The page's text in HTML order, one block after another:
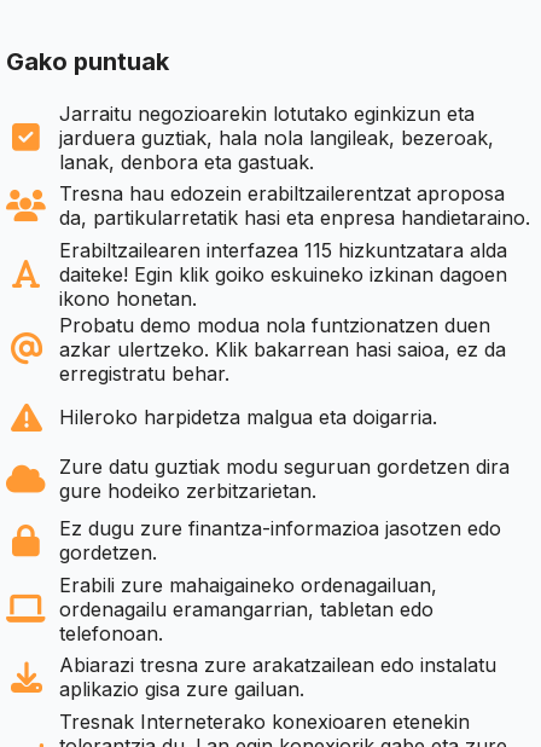
Gako puntuak
Jarraitu negozioarekin lotutako eginkizun eta
jarduera guztiak, hala nola langileak, bezeroak,
lanak, denbora eta gastuak.
Tresna hau edozein erabiltzailerentzat aproposa
da, partikularretatik hasi eta enpresa handietaraino.
Erabiltzailearen interfazea 115 hizkuntzatara alda
daiteke! Egin klik goiko eskuineko izkinan dagoen
ikono honetan.
Probatu demo modua nola funtzionatzen duen
azkar ulertzeko. Klik bakarrean hasi saioa, ez da
erregistratu behar.
Hileroko harpidetza malgua eta doigarria.
Zure datu guztiak modu seguruan gordetzen dira
gure hodeiko zerbitzarietan.
Ez dugu zure finantza-informazioa jasotzen edo
gordetzen.
Erabili zure mahaigaineko ordenagailuan,
ordenagailu eramangarrian, tabletan edo
telefonoan.
Abiarazi tresna zure arakatzailean edo instalatu
aplikazio gisa zure gailuan.
Tresnak Interneterako konexioaren etenekin